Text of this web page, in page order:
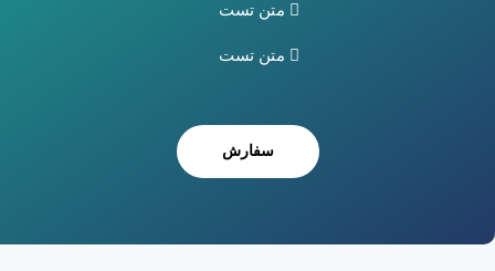
متن تست
متن تست
سفارش